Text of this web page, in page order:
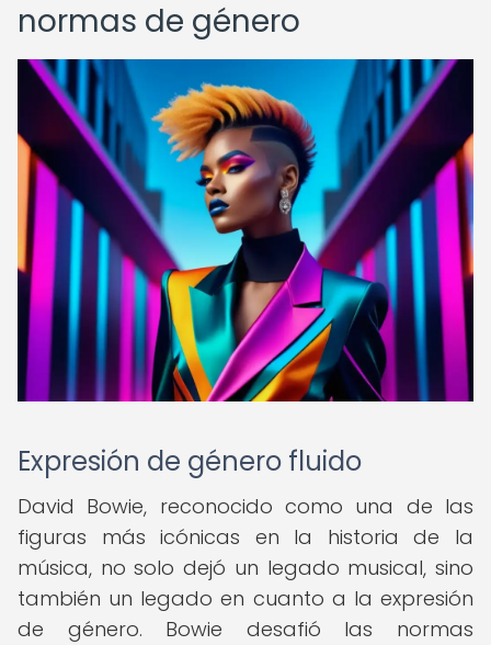
normas de género
Expresión de género fluido
David Bowie, reconocido como una de las
figuras más icónicas en la historia de la
música, no solo dejó un legado musical, sino
también un legado en cuanto a la expresión
de género. Bowie desafió las normas